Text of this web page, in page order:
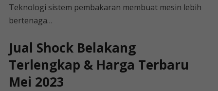
Teknologi sistem pembakaran membuat mesin lebih
bertenaga…
Jual Shock Belakang
Terlengkap & Harga Terbaru
Mei 2023